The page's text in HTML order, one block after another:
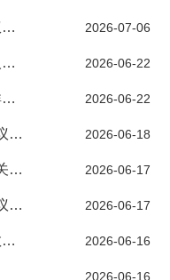
省人大常委会召开全省残疾人权益保障工作专题询问启动会 2026-07-06
王敬斋赴黄南州调研指导县乡人大换届选举工作 2026-06-22
王敬斋带队赴黄南州开展特殊群体权益保障立法、监督工作调研 2026-06-22
[青海日报]省人大常委会主任会议召开 2026-06-18
[青海新闻网]省人大常委会及机关召开警示教育会议 2026-06-17
[青海日报]省人大常委会党组会议召开 2026-06-17
省人大常委会及机关召开警示教育会议 2026-06-16
2026-06-16